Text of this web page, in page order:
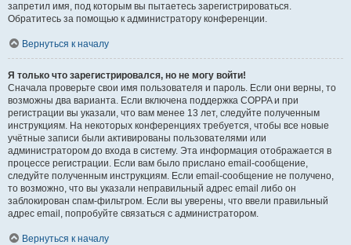
запретил имя, под которым вы пытаетесь зарегистрироваться.
Обратитесь за помощью к администратору конференции.
Вернуться к началу
Я только что зарегистрировался, но не могу войти!
Сначала проверьте свои имя пользователя и пароль. Если они верны, то
возможны два варианта. Если включена поддержка COPPA и при
регистрации вы указали, что вам менее 13 лет, следуйте полученным
инструкциям. На некоторых конференциях требуется, чтобы все новые
учётные записи были активированы пользователями или
администратором до входа в систему. Эта информация отображается в
процессе регистрации. Если вам было прислано email-сообщение,
следуйте полученным инструкциям. Если email-сообщение не получено,
то возможно, что вы указали неправильный адрес email либо он
заблокирован спам-фильтром. Если вы уверены, что ввели правильный
адрес email, попробуйте связаться с администратором.
Вернуться к началу